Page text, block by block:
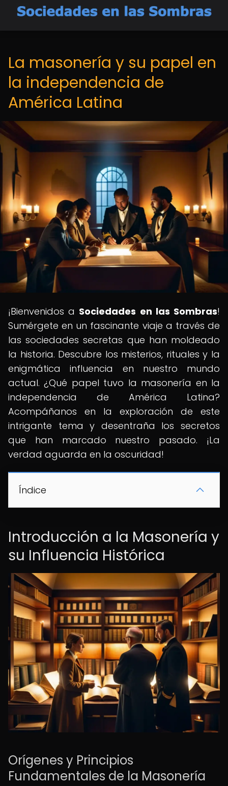
La masonería y su papel en
la independencia de
América Latina
¡Bienvenidos a Sociedades en las Sombras!
Sumérgete en un fascinante viaje a través de
las sociedades secretas que han moldeado
la historia. Descubre los misterios, rituales y la
enigmática influencia en nuestro mundo
actual. ¿Qué papel tuvo la masonería en la
independencia de América Latina?
Acompáñanos en la exploración de este
intrigante tema y desentraña los secretos
que han marcado nuestro pasado. ¡La
verdad aguarda en la oscuridad!
Índice
Introducción a la Masonería y
su Influencia Histórica
Orígenes y Principios
Fundamentales de la Masonería